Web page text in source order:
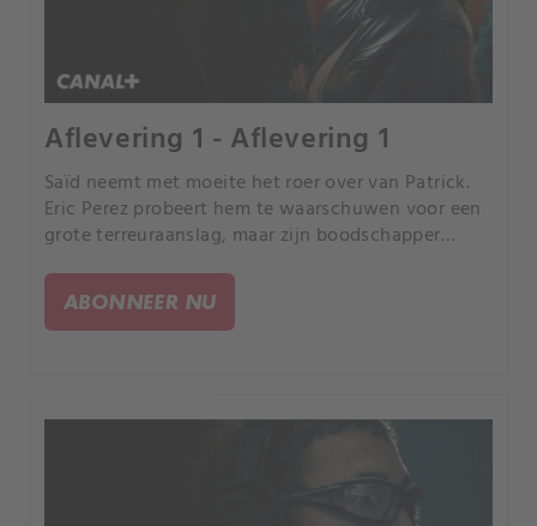
Aflevering 1 - Aflevering 1
Saïd neemt met moeite het roer over van Patrick.
Eric Perez probeert hem te waarschuwen voor een
grote terreuraanslag, maar zijn boodschapper
ABONNEER NU